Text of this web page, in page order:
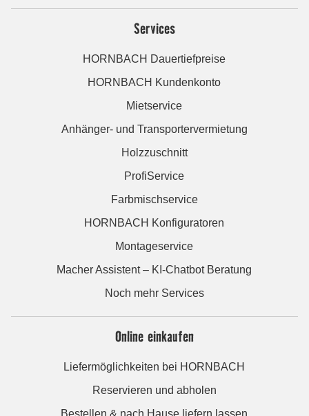
Services
HORNBACH Dauertiefpreise
HORNBACH Kundenkonto
Mietservice
Anhänger- und Transportervermietung
Holzzuschnitt
ProfiService
Farbmischservice
HORNBACH Konfiguratoren
Montageservice
Macher Assistent – KI-Chatbot Beratung
Noch mehr Services
Online einkaufen
Liefermöglichkeiten bei HORNBACH
Reservieren und abholen
Bestellen & nach Hause liefern lassen